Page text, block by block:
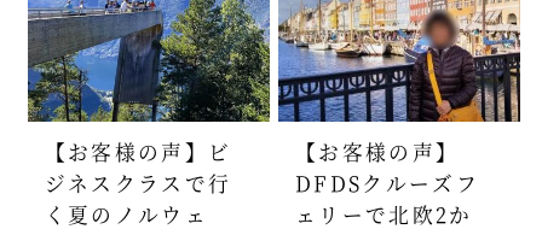
【お客様の声】ビ
ジネスクラスで行
く夏のノルウェ
【お客様の声】
DFDSクルーズフ
ェリーで北欧2か